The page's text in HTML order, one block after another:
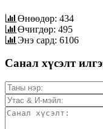
Өнөөдөр: 434
Өчигдөр: 495
Энэ сард: 6106
Санал хүсэлт